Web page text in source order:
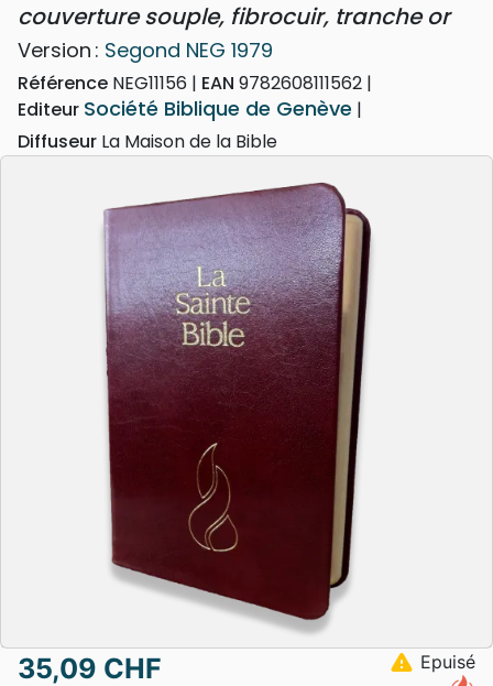
couverture souple, fibrocuir, tranche or
Version : Segond NEG 1979
Référence NEG11156 EAN 9782608111562
Editeur Société Biblique de Genève
Diffuseur La Maison de la Bible
35,09 CHF warning Epuisé